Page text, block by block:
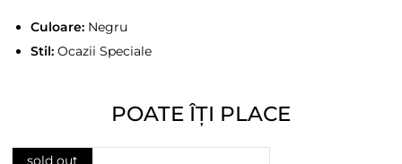
Culoare:Negru
Stil:Ocazii Speciale
POATE ÎȚI PLACE
sold out